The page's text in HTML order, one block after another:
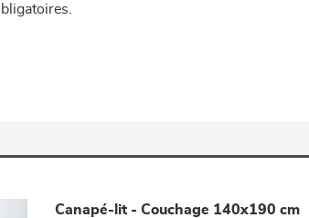
Canapé-lit - Couchage 140x190 cm